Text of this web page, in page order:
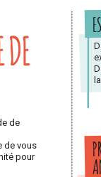
de
de vous
pour